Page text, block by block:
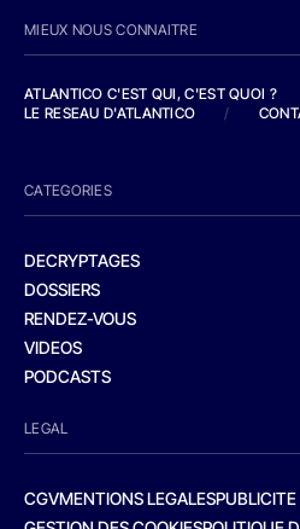
MIEUX NOUS CONNAITRE
ATLANTICO C'EST QUI, C'EST QUOI ?
LE RESEAU D'ATLANTICO
/
CATEGORIES
DECRYPTAGES
DOSSIERS
RENDEZ-VOUS
VIDEOS
PODCASTS
LEGAL
CGVMENTIONS LEGALES